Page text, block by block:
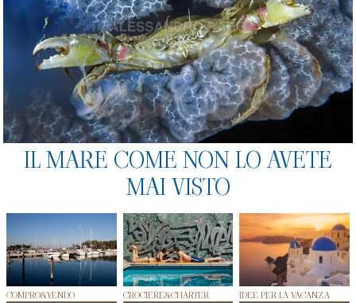
IL MARE COME NON LO AVETE
MAI VISTO
COMPRO&VENDO CROCIERE&CHARTER IDEE PER LA VACANZA